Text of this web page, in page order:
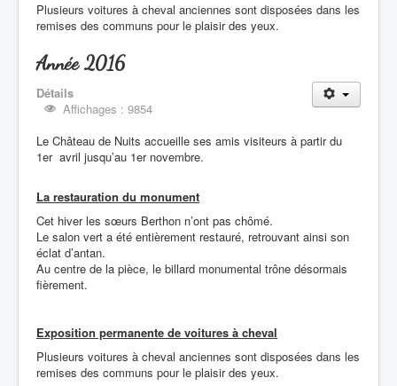
Plusieurs voitures à cheval anciennes sont disposées dans les
remises des communs pour le plaisir des yeux.
Année 2016
Détails
Affichages : 9854
Le Château de Nuits accueille ses amis visiteurs à partir du
1er avril jusqu’au 1er novembre.
La restauration du monument
Cet hiver les sœurs Berthon n’ont pas chômé.
Le salon vert a été entièrement restauré, retrouvant ainsi son
éclat d’antan.
Au centre de la pièce, le billard monumental trône désormais
fièrement.
Exposition permanente de voitures à cheval
Plusieurs voitures à cheval anciennes sont disposées dans les
remises des communs pour le plaisir des yeux.